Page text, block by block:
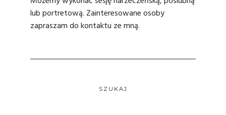
lub portretową. Zainteresowane osoby
zapraszam do kontaktu ze mną.
SZUKAJ